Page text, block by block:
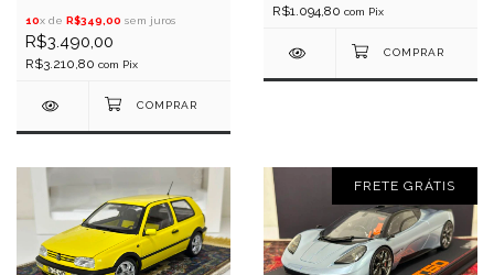
(Verde)
10x de R$349,00 sem juros
R$3.490,00
R$3.210,80 com Pix
R$1.094,80 com Pix
FRETE GRÁTIS